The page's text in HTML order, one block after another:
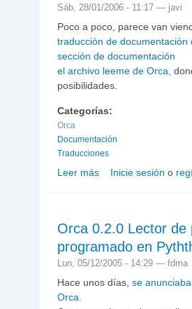
Sáb, 28/01/2006 - 11:17 — javi
Poco a poco, parece van
traducción de
sección de documentación
el archivo leeme de Orca,
posibilidades.
Categorías:
Orca
Documentación
Traducciones
Leer más sobre Nueva
Inicie sesión o
Orca 0.2.0 Lector de
programado en
Lun, 05/12/2005 - 14:29 — fdma
Hace unos días, se
Orca.